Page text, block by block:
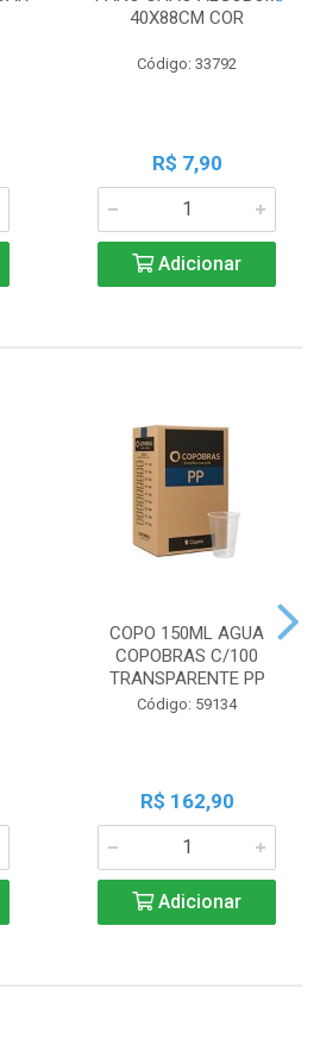
40X88CM COR
Código: 33792
R$ 7,90
Adicionar
COPO 150ML AGUA
COPOBRAS C/100
TRANSPARENTE PP
Código: 59134
R$ 162,90
Adicionar